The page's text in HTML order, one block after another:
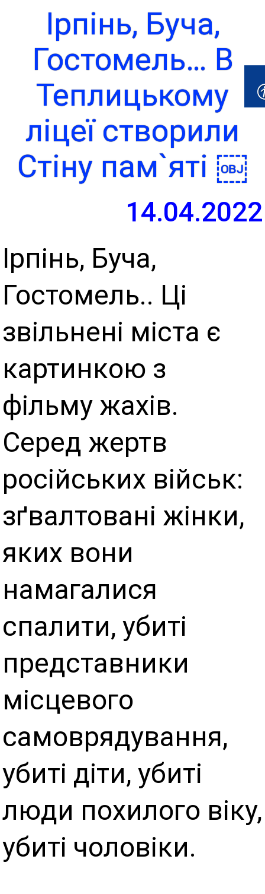
Ірпінь, Буча,
Гостомель… В
Теплицькому
ліцеї створили
Cтіну пам`яті ￼
14.04.2022
Ірпінь, Буча,
Гостомель.. Ці
звільнені міста є
картинкою з
фільму жахів.
Серед жертв
російських військ:
зґвалтовані жінки,
яких вони
намагалися
спалити, убиті
представники
місцевого
самоврядування,
убиті діти, убиті
люди похилого віку,
убиті чоловіки.